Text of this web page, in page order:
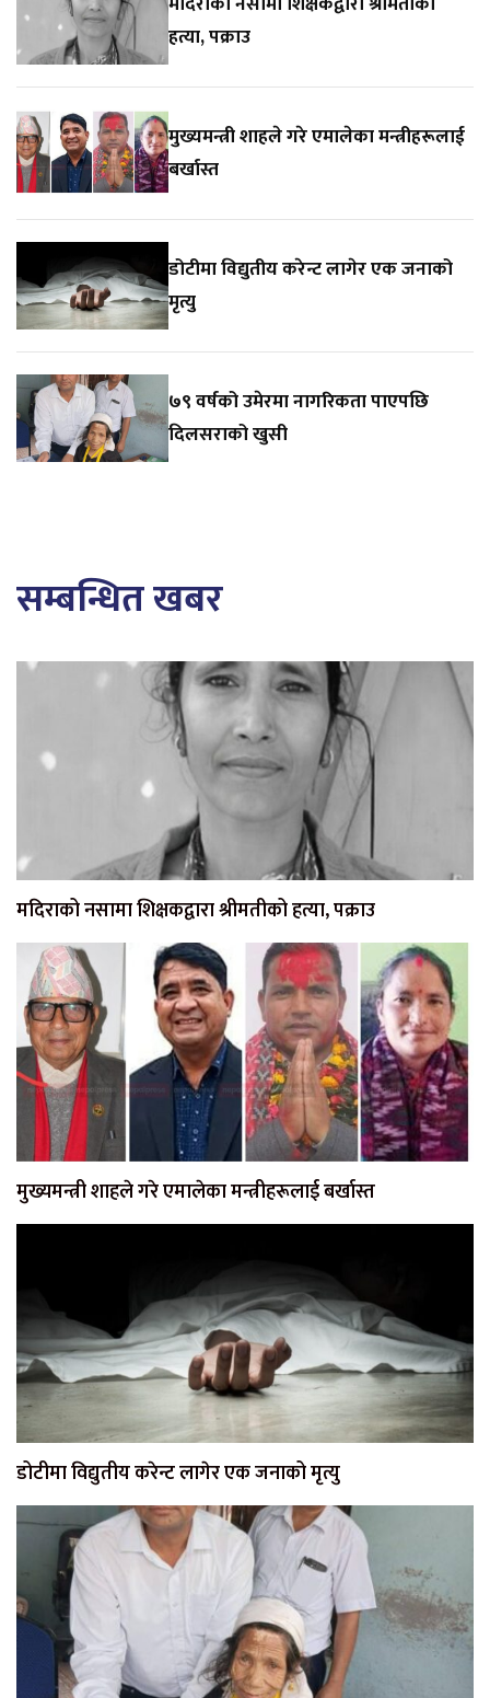
हत्या, पक्राउ
मुख्यमन्त्री शाहले गरे एमालेका मन्त्रीहरूलाई
बर्खास्त
डोटीमा विद्युतीय करेन्ट लागेर एक जनाको
मृत्यु
७९ वर्षको उमेरमा नागरिकता पाएपछि
दिलसराको खुसी
सम्बन्धित खबर
मदिराको नसामा शिक्षकद्वारा श्रीमतीको हत्या, पक्राउ
मुख्यमन्त्री शाहले गरे एमालेका मन्त्रीहरूलाई बर्खास्त
डोटीमा विद्युतीय करेन्ट लागेर एक जनाको मृत्यु